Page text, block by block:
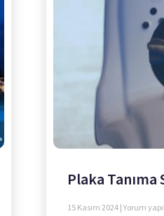
Plaka
15 Kasım 2024 Yorum